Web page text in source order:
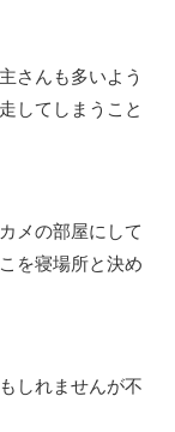
さんも多いよう
してしまうこと
メの部屋にして
を寝場所と決め
しれませんが不